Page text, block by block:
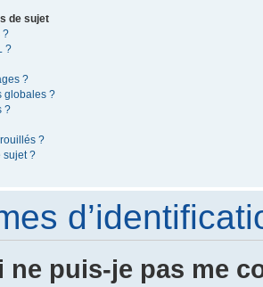
de sujet
?
?
?
globales ?
?
?
sujet ?
ne puis-je pas me